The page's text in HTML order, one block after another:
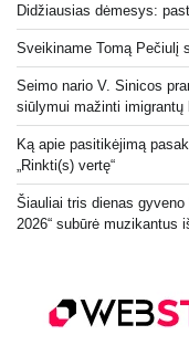
Didžiausias dėmesys:
Sveikiname Tomą Pečiulį
Seimo nario V. Sinicos
siūlymui mažinti imigrantų
Ką apie pasitikėjimą
„Rinkti(s) vertę“
Šiauliai tris dienas
2026“ subūrė muzikantus